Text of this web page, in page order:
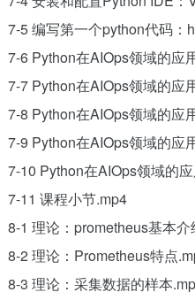
7-5 编写第一个python代码：
7-6 Python在AIOps领域的应
7-7 Python在AIOps领域的应
7-8 Python在AIOps领域的应
7-9 Python在AIOps领域的应
7-10 Python在AIOps领域的
7-11 课程小节.mp4
8-1 理论：prometheus基本介
8-2 理论：Prometheus特点
8-3 理论：采集数据的样本